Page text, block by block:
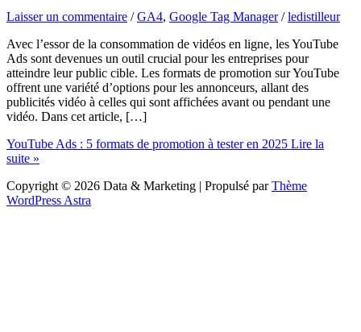
Laisser un commentaire /GA4, Google Tag Manager/ledistilleur
Avec l’essor de la consommation de vidéos en ligne, les YouTube
Ads sont devenues un outil crucial pour les entreprises pour
atteindre leur public cible. Les formats de promotion sur YouTube
offrent une variété d’options pour les annonceurs, allant des
publicités vidéo à celles qui sont affichées avant ou pendant une
vidéo. Dans cet article, […]
YouTube Ads : 5 formats de promotion à tester en 2025 Lire la
suite »
Copyright © 2026 Data & Marketing | Propulsé parThème
WordPress Astra